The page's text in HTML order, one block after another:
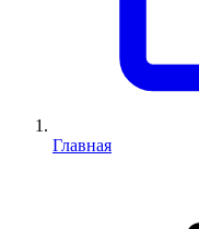
Главная